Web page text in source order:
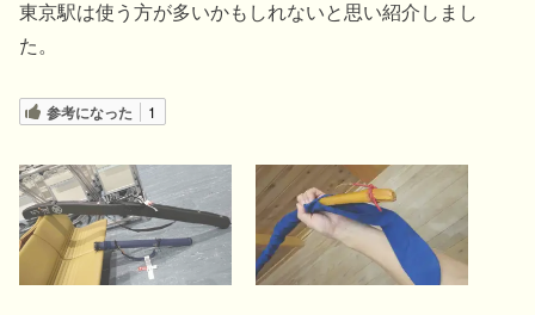
東京駅は使う方が多いかもしれないと思い紹介しまし
た。
参考になった 1